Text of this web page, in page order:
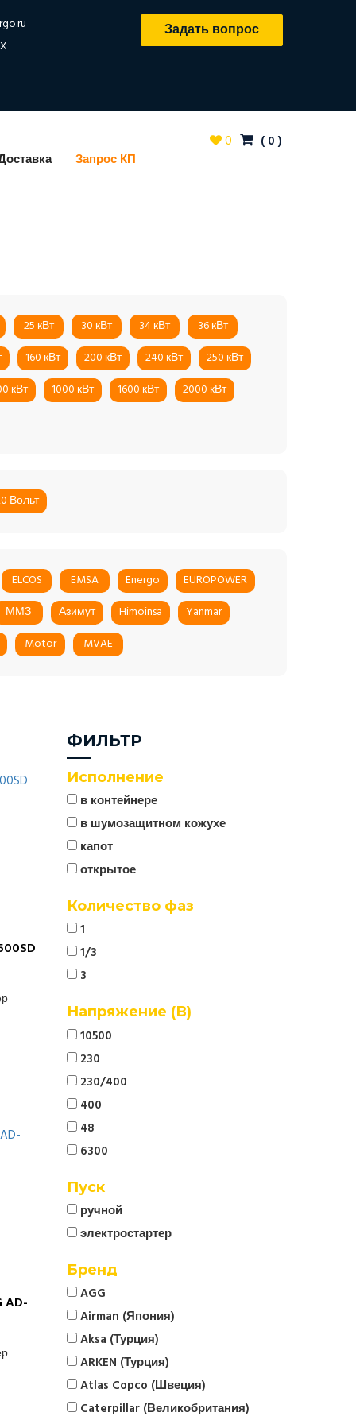
Задать вопрос
Запрос КП
0 ( 0)
25 кВт 30 кВт 34 кВт
36 кВт
160 кВт 200 кВт 240 кВт
250 кВт
кВт 1000 кВт 1600 кВт
2000 кВт
Вольт
ELCOS EMSA Energo
EUROPOWER
ММЗ Азимут Himoinsa
Yanmar
Motor MVAE
AD-
ФИЛЬТР
Исполнение
в контейнере
в шумозащитном кожухе
капот
открытое
Количество фаз
1
1/3
3
Напряжение (В)
10500
230
230/400
400
48
6300
Пуск
ручной
электростартер
Бренд
AGG
Airman (Япония)
Aksa (Турция)
ARKEN (Турция)
Atlas Copco (Швеция)
Caterpillar (Великобритания)